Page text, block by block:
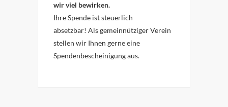
wir viel bewirken.
Ihre Spende ist steuerlich
absetzbar! Als gemeinnütziger Verein
stellen wir Ihnen gerne eine
Spendenbescheinigung aus.